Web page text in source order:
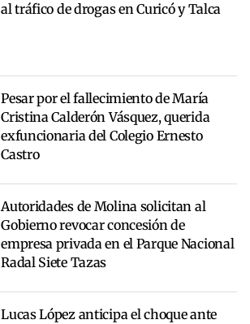
al tráfico de drogas en Curicó y Talca
Pesar por el fallecimiento de María
Cristina Calderón Vásquez, querida
exfuncionaria del Colegio Ernesto
Castro
Autoridades de Molina solicitan al
Gobierno revocar concesión de
empresa privada en el Parque Nacional
Radal Siete Tazas
Lucas López anticipa el choque ante